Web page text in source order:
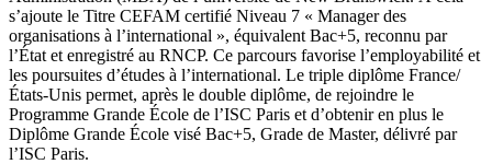
s’ajoute le Titre CEFAM certifié Niveau 7 « Manager des
organisations à l’international », équivalent Bac+5, reconnu par
l’État et enregistré au RNCP. Ce parcours favorise l’employabilité et
les poursuites d’études à l’international. Le triple diplôme France/
États-Unis permet, après le double diplôme, de rejoindre le
Programme Grande École de l’ISC Paris et d’obtenir en plus le
Diplôme Grande École visé Bac+5, Grade de Master, délivré par
l’ISC Paris.